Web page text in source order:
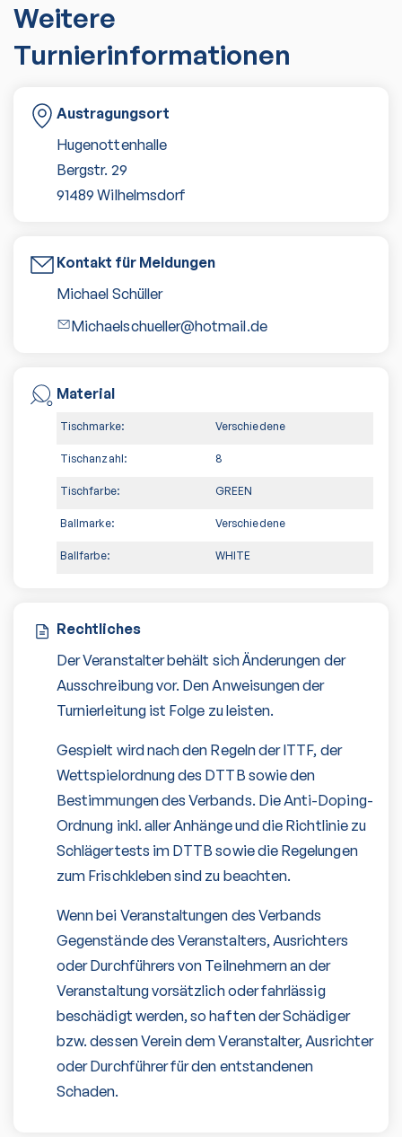
Weitere
Turnierinformationen
Austragungsort
Hugenottenhalle
Bergstr. 29
91489 Wilhelmsdorf
Kontakt für Meldungen
Michael Schüller
Michaelschueller@hotmail.de
Material
Tischmarke: Verschiedene
Tischanzahl: 8
Tischfarbe: GREEN
Ballmarke: Verschiedene
Ballfarbe: WHITE
Rechtliches
Der Veranstalter behält sich Änderungen der
Ausschreibung vor. Den Anweisungen der
Turnierleitung ist Folge zu leisten.
Gespielt wird nach den Regeln der ITTF, der
Wettspielordnung des DTTB sowie den
Bestimmungen des Verbands. Die Anti-Doping-
Ordnung inkl. aller Anhänge und die Richtlinie zu
Schlägertests im DTTB sowie die Regelungen
zum Frischkleben sind zu beachten.
Wenn bei Veranstaltungen des Verbands
Gegenstände des Veranstalters, Ausrichters
oder Durchführers von Teilnehmern an der
Veranstaltung vorsätzlich oder fahrlässig
beschädigt werden, so haften der Schädiger
bzw. dessen Verein dem Veranstalter, Ausrichter
oder Durchführer für den entstandenen
Schaden.